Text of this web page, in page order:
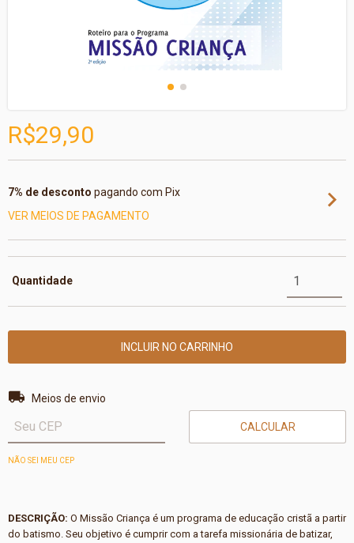
R$29,90
7% de desconto pagando com Pix
VER MEIOS DE PAGAMENTO
Quantidade
Entregas para o CEP:
Meios de envio
CALCULAR
NÃO SEI MEU CEP
DESCRIÇÃO: O Missão Criança é um programa de educação cristã a partir
do batismo. Seu objetivo é cumprir com a tarefa missionária de batizar,